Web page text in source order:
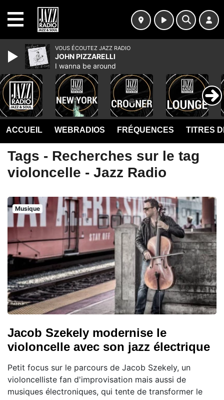
ACCUEIL WEBRADIOS FRÉQUENCES TITRES
Tags - Recherches sur le tag
violoncelle - Jazz Radio
Musique
Jacob Szekely modernise le
violoncelle avec son jazz électrique
Petit focus sur le parcours de Jacob Szekely, un
violoncelliste fan d'improvisation mais aussi de
musiques électroniques, qui tente de transformer le
VOUS ÉCOUTEZ JAZZ RADIO
JOHN PIZZARELLI
I wanna be around